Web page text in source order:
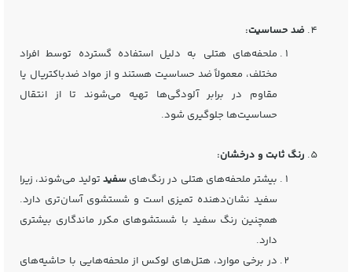
ضد حساسیت:
ملحفه‌های هتلی به دلیل استفاده گسترده توسط افراد
مختلف، معمولاً ضد حساسیت هستند و از مواد ضدباکتریال یا
مقاوم در برابر آلودگی‌ها تهیه می‌شوند تا از انتقال
حساسیت‌ها جلوگیری شود.
رنگ ثابت و درخشان:
بیشتر ملحفه‌های هتلی در رنگ‌هایسفید تولید می‌شوند، زیرا
سفید نشان‌دهنده تمیزی است و شستشوی آسان‌تری دارد.
همچنین رنگ سفید با شستشوهای مکرر ماندگاری بیشتری
دارد.
در برخی موارد، هتل‌های لوکس از ملحفه‌هایی با حاشیه‌های